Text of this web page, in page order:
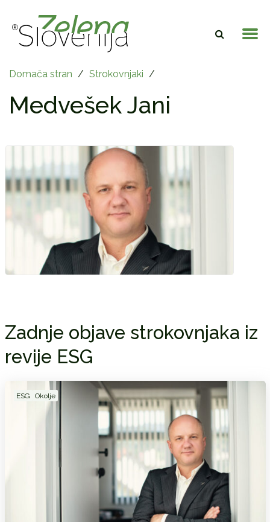
Domača stran / Strokovnjaki /
Medvešek Jani
Zadnje objave strokovnjaka iz
revije ESG
ESG Okolje